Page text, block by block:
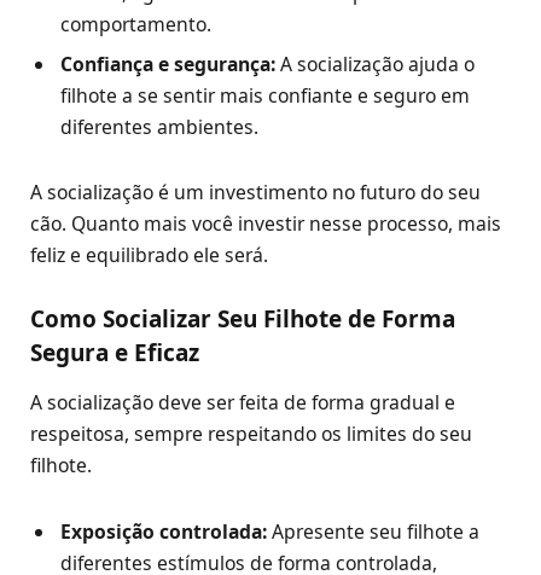
comportamento.
Confiança e segurança:A socialização ajuda o
filhote a se sentir mais confiante e seguro em
diferentes ambientes.
A socialização é um investimento no futuro do seu
cão. Quanto mais você investir nesse processo, mais
feliz e equilibrado ele será.
Como Socializar Seu Filhote de Forma
Segura e Eficaz
A socialização deve ser feita de forma gradual e
respeitosa, sempre respeitando os limites do seu
filhote.
Exposição controlada:Apresente seu filhote a
diferentes estímulos de forma controlada,